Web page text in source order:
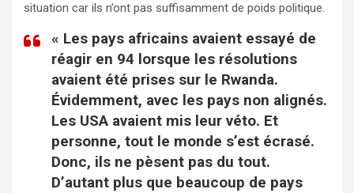
situation car ils n’ont pas suffisamment de poids politique.
« Les pays africains avaient essayé de
réagir en 94 lorsque les résolutions
avaient été prises sur le Rwanda.
Évidemment, avec les pays non alignés.
Les USA avaient mis leur véto. Et
personne, tout le monde s’est écrasé.
Donc, ils ne pèsent pas du tout.
D’autant plus que beaucoup de pays